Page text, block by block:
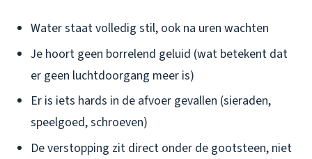
Water staat volledig stil, ook na uren wachten
Je hoort geen borrelend geluid (wat betekent dat
er geen luchtdoorgang meer is)
Er is iets hards in de afvoer gevallen (sieraden,
speelgoed, schroeven)
De verstopping zit direct onder de gootsteen, niet